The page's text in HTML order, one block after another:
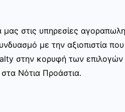
στις υπηρεσίες
με την αξιοπιστία
στην κορυφή των επιλογών
Νότια Προάστια.